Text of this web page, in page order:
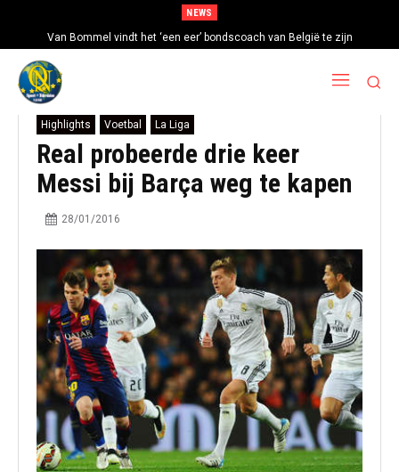
NEWS
Van Bommel vindt het ‘een eer’ bondscoach van België te zijn
Highlights Voetbal La Liga
Real probeerde drie keer
Messi bij Barça weg te kapen
28/01/2016